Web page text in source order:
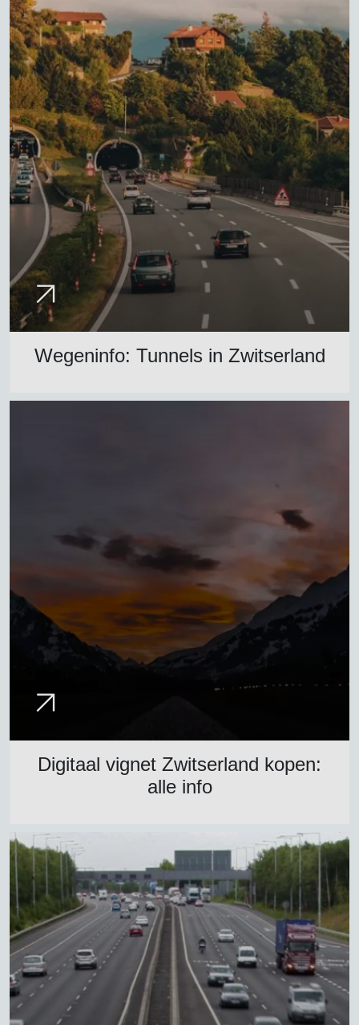
Wegeninfo: Tunnels in Zwitserland
Digitaal vignet Zwitserland kopen:
alle info